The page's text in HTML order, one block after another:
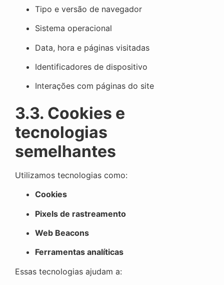
Tipo e versão de navegador
Sistema operacional
Data, hora e páginas visitadas
Identificadores de dispositivo
Interações com páginas do site
3.3. Cookies e
tecnologias
semelhantes
Utilizamos tecnologias como:
Cookies
Pixels de rastreamento
Web Beacons
Ferramentas analíticas
Essas tecnologias ajudam a: